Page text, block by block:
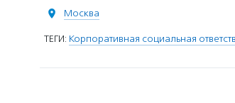
Москва
ТЕГИ: Корпоративная социальная